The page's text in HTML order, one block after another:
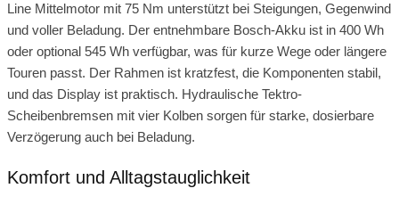
Line Mittelmotor mit 75 Nm unterstützt bei Steigungen, Gegenwind
und voller Beladung. Der entnehmbare Bosch-Akku ist in 400 Wh
oder optional 545 Wh verfügbar, was für kurze Wege oder längere
Touren passt. Der Rahmen ist kratzfest, die Komponenten stabil,
und das Display ist praktisch. Hydraulische Tektro-
Scheibenbremsen mit vier Kolben sorgen für starke, dosierbare
Verzögerung auch bei Beladung.
Komfort und Alltagstauglichkeit